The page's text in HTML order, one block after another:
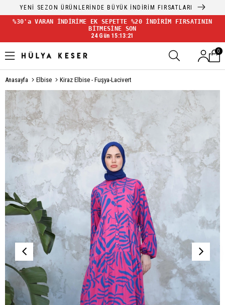
YENİ SEZON ÜRÜNLERİNDE BÜYÜK İNDİRİM FIRSATLARI
%30'a VARAN İNDİRİME EK SEPETTE %20 İNDİRİM FIRSATININ
BİTMESİNE SON
24 Gün 15:13:21
0
Anasayfa Elbise Kiraz Elbise - Fuşya-Lacivert